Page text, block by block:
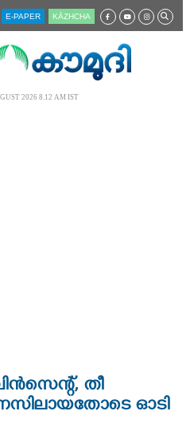
E-PAPER KĀZHCHA
2026 8.12 AM IST
തീ
ഓടി